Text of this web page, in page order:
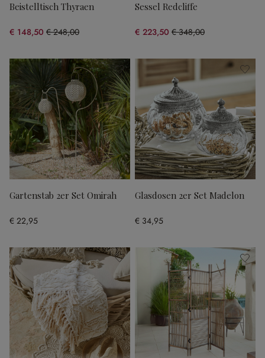
Beistelltisch Thyraen
€ 148,50 € 248,00
(40.12% gespart)
Sessel Redcliffe
€ 223,50 € 348,00
(35.78% gespart)
Gartenstab 2er Set Omirah
€ 22,95
Glasdosen 2er Set Madelon
€ 34,95